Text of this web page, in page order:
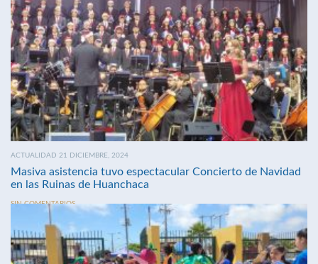
ACTUALIDAD 21 DICIEMBRE, 2024
Masiva asistencia tuvo espectacular Concierto de Navidad
en las Ruinas de Huanchaca
SIN COMENTARIOS